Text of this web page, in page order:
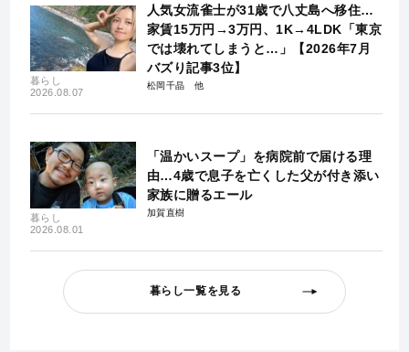
暮らし
2026.08.07
人気女流雀士が31歳で八丈島へ移住…
家賃15万円→3万円、1K→4LDK「東京
では壊れてしまうと…」【2026年7月
バズり記事3位】
松岡千晶
暮らし
2026.08.01
「温かいスープ」を病院前で届ける理
由…4歳で息子を亡くした父が付き添い
家族に贈るエール
加賀直樹
暮らし一覧を見る